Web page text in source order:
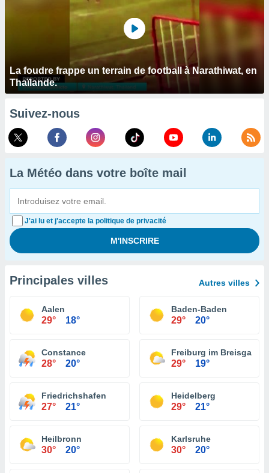
La foudre frappe un terrain de football à Narathiwat, en
Thaïlande.
Suivez-nous
La Météo dans votre boîte mail
J'ai lu et j'accepte la politique de privacité
Principales villes Autres villes
Aalen
29° 18°
Baden-Baden
29° 20°
Constance
28° 20°
Freiburg im Breisgau
29° 19°
Friedrichshafen
27° 21°
Heidelberg
29° 21°
Heilbronn
30° 20°
Karlsruhe
30° 20°